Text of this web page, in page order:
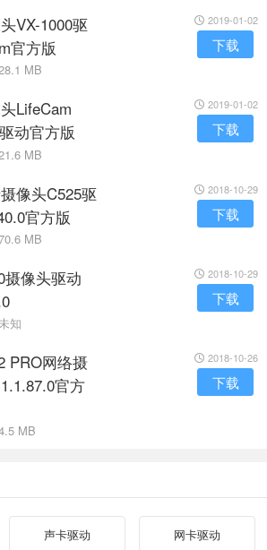
VX-1000驱
官方版
MB
2019-01-02
下载
LifeCam
动官方版
MB
2019-01-02
下载
像头C525驱
官方版
MB
2018-10-29
下载
摄像头驱动
知
2018-10-29
下载
PRO网络摄
官方
MB
2018-10-26
下载
声卡驱动 网卡驱动